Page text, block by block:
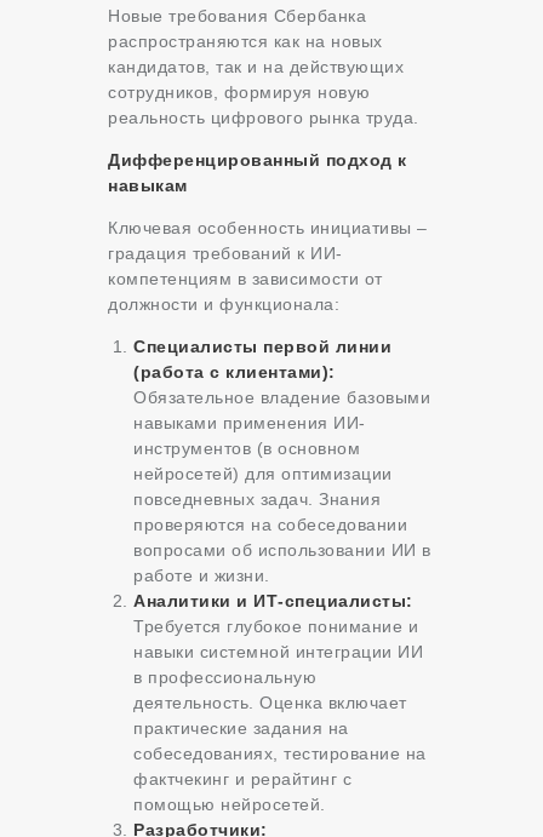
Новые требования Сбербанка
распространяются как на новых
кандидатов, так и на действующих
сотрудников, формируя новую
реальность цифрового рынка труда.
Дифференцированный подход к
навыкам
Ключевая особенность инициативы –
градация требований к ИИ-
компетенциям в зависимости от
должности и функционала:
Специалисты первой линии
(работа с клиентами):
Обязательное владение базовыми
навыками применения ИИ-
инструментов (в основном
нейросетей) для оптимизации
повседневных задач. Знания
проверяются на собеседовании
вопросами об использовании ИИ в
работе и жизни.
Аналитики и ИТ-специалисты:
Требуется глубокое понимание и
навыки системной интеграции ИИ
в профессиональную
деятельность. Оценка включает
практические задания на
собеседованиях, тестирование на
фактчекинг и рерайтинг с
помощью нейросетей.
Разработчики: